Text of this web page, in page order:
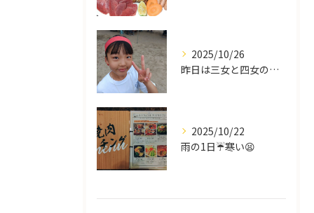
2025/10/26
昨日は三女と四女の運動会🥰
2025/10/22
雨の1日☔寒い😫